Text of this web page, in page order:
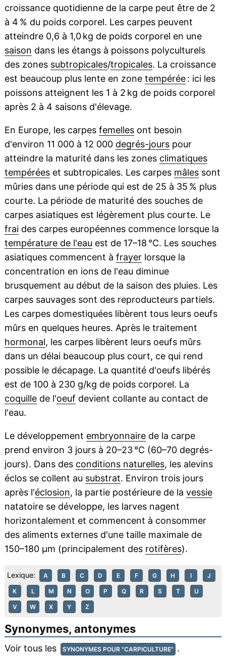
croissance quotidienne de la carpe peut être de 2
à 4 % du poids corporel. Les carpes peuvent
atteindre 0,6 à 1,0 kg de poids corporel en une
saison dans les étangs à poissons polyculturels
des zones subtropicales/tropicales. La croissance
est beaucoup plus lente en zone tempérée: ici les
poissons atteignent les 1 à 2 kg de poids corporel
après 2 à 4 saisons d'élevage.
En Europe, les carpes femellesont besoin
d'environ 11 000 à 12 000 degrés-jourspour
atteindre la maturité dans les zones climatiques
tempéréeset subtropicales. Les carpes mâlessont
mûries dans une période qui est de 25 à 35 % plus
courte. La période de maturité des souches de
carpes asiatiques est légèrement plus courte. Le
fraides carpes européennes commence lorsque la
température de l'eau est de 17–18 °C. Les souches
asiatiques commencent à frayerlorsque la
concentration en ions de l'eau diminue
brusquement au début de la saison des pluies. Les
carpes sauvages sont des reproducteurs partiels.
Les carpes domestiquées libèrent tous leurs oeufs
mûrs en quelques heures. Après le traitement
hormonal, les carpes libèrent leurs oeufs mûrs
dans un délai beaucoup plus court, ce qui rend
possible le décapage. La quantité d'oeufs libérés
est de 100 à 230 g/kg de poids corporel. La
coquillede l'oeuf devient collante au contact de
l'eau.
Le développement embryonnairede la carpe
prend environ 3 jours à 20–23 °C (60–70 degrés-
jours). Dans des conditions naturelles, les alevins
éclos se collent au substrat. Environ trois jours
après l'éclosion, la partie postérieure de la vessie
natatoire se développe, les larves nagent
horizontalement et commencent à consommer
des aliments externes d'une taille maximale de
150–180 µm (principalement des rotifères).
Lexique: A B C D E F G H I J
K L M N O P Q R S T U
V W X Y Z
Synonymes, antonymes
Voir tous les SYNONYMES POUR "CARPICULTURE" .